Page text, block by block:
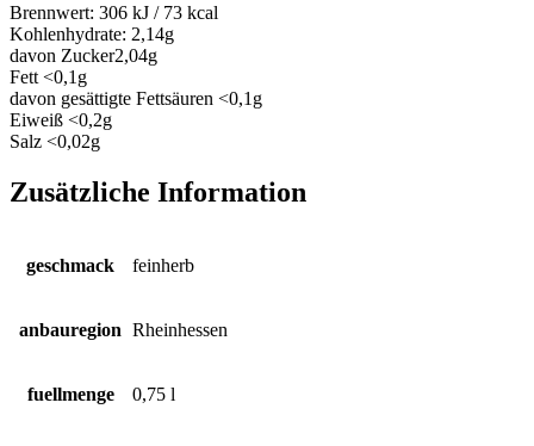
Brennwert: 306 kJ / 73 kcal
Kohlenhydrate: 2,14g
davon Zucker2,04g
Fett <0,1g
davon gesättigte Fettsäuren <0,1g
Eiweiß <0,2g
Salz <0,02g
Zusätzliche Information
geschmack feinherb
anbauregion Rheinhessen
fuellmenge 0,75 l